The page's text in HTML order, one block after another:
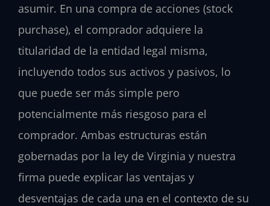
asumir. En una compra de acciones (stock
purchase), el comprador adquiere la
titularidad de la entidad legal misma,
incluyendo todos sus activos y pasivos, lo
que puede ser más simple pero
potencialmente más riesgoso para el
comprador. Ambas estructuras están
gobernadas por la ley de Virginia y nuestra
firma puede explicar las ventajas y
desventajas de cada una en el contexto de su